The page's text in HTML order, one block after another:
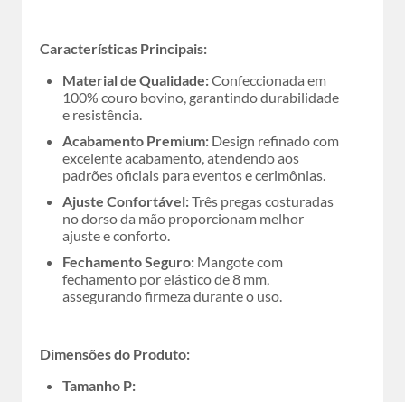
Características Principais:
Material de Qualidade:Confeccionada em
100% couro bovino, garantindo durabilidade
e resistência.
Acabamento Premium: Design refinado com
excelente acabamento, atendendo aos
padrões oficiais para eventos e cerimônias.
Ajuste Confortável:Três pregas costuradas
no dorso da mão proporcionam melhor
ajuste e conforto.
Fechamento Seguro: Mangote com
fechamento por elástico de 8 mm,
assegurando firmeza durante o uso.
Dimensões do Produto:
Tamanho P: